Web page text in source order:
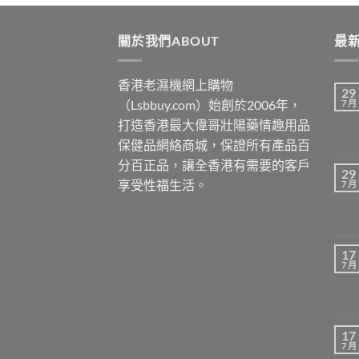
$3399
關於我們ABOUT
香港老濕機網上購物
（Lsbbuy.com）始創於2006年，
打造香港最大偉哥壯陽藥情趣用品
保健品網絡商城，保證所有產品百
分百正品，讓全香港有需要的客戶
享受性福生活。
最
29
7 月
29
7 月
17
7 月
17
7 月